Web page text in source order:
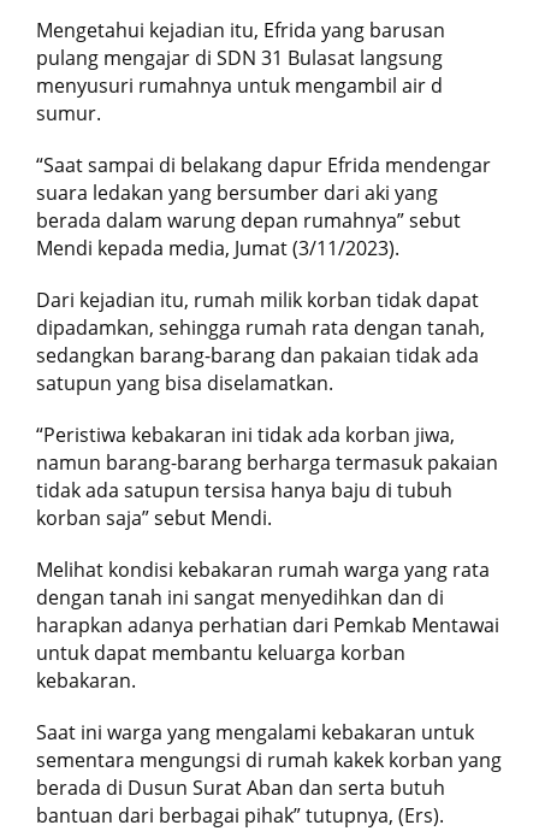
Mengetahui kejadian itu, Efrida yang barusan
pulang mengajar di SDN 31 Bulasat langsung
menyusuri rumahnya untuk mengambil air d
sumur.
“Saat sampai di belakang dapur Efrida mendengar
suara ledakan yang bersumber dari aki yang
berada dalam warung depan rumahnya” sebut
Mendi kepada media, Jumat (3/11/2023).
Dari kejadian itu, rumah milik korban tidak dapat
dipadamkan, sehingga rumah rata dengan tanah,
sedangkan barang-barang dan pakaian tidak ada
satupun yang bisa diselamatkan.
“Peristiwa kebakaran ini tidak ada korban jiwa,
namun barang-barang berharga termasuk pakaian
tidak ada satupun tersisa hanya baju di tubuh
korban saja” sebut Mendi.
Melihat kondisi kebakaran rumah warga yang rata
dengan tanah ini sangat menyedihkan dan di
harapkan adanya perhatian dari Pemkab Mentawai
untuk dapat membantu keluarga korban
kebakaran.
Saat ini warga yang mengalami kebakaran untuk
sementara mengungsi di rumah kakek korban yang
berada di Dusun Surat Aban dan serta butuh
bantuan dari berbagai pihak” tutupnya, (Ers).